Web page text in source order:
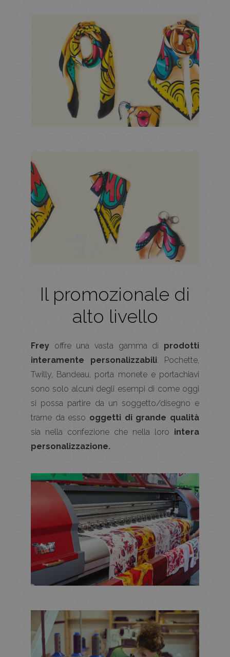
Il promozionale di
alto livello
Frey offre una vasta gamma di prodotti
interamente personalizzabili . Pochette,
Twilly, Bandeau, porta monete e portachiavi
sono solo alcuni degli esempi di come oggi
si possa partire da un soggetto/disegno e
trarne da esso oggetti di grande qualità
sia nella confezione che nella loro intera
personalizzazione.